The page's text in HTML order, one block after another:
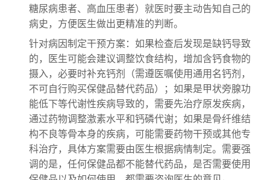
糖尿病患者、高血压患者）就医时要主动告知自己的
病史，方便医生做出更精准的判断。
针对病因制定干预方案：如果检查后发现是缺钙导致
的，医生可能会建议调整饮食结构，增加含钙食物的
摄入，必要时补充钙剂（需遵医嘱使用通用名钙剂，
不可自行购买保健品替代药品）；如果是甲状旁腺功
能低下等代谢性疾病导致的，需要先治疗原发疾病，
通过药物调整激素水平和钙磷代谢；如果是骨纤维结
构不良等骨本身的疾病，可能需要药物干预或其他专
科治疗，具体方案需要由医生根据病情制定。需要强
调的是，任何保健品都不能替代药品，是否需要使用